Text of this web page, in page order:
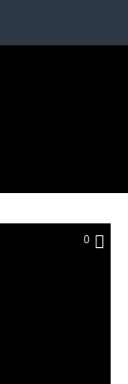
0